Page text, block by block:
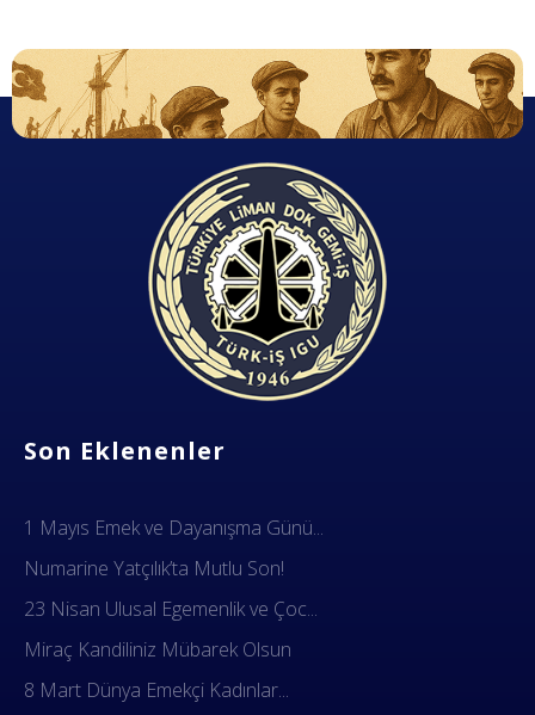
Son Eklenenler
1 Mayıs Emek ve Dayanışma Günü...
Numarine Yatçılık’ta Mutlu Son!
23 Nisan Ulusal Egemenlik ve Çoc...
Miraç Kandiliniz Mübarek Olsun
8 Mart Dünya Emekçi Kadınlar...